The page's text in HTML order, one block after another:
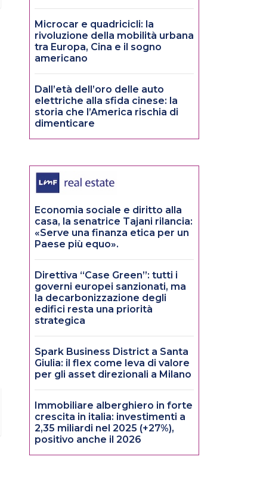
Microcar e quadricicli: la
rivoluzione della mobilità urbana
tra Europa, Cina e il sogno
americano
Dall’età dell’oro delle auto
elettriche alla sfida cinese: la
storia che l’America rischia di
dimenticare
Economia sociale e diritto alla
casa, la senatrice Tajani rilancia:
«Serve una finanza etica per un
Paese più equo».
Direttiva “Case Green”: tutti i
governi europei sanzionati, ma
la decarbonizzazione degli
edifici resta una priorità
strategica
Spark Business District a Santa
Giulia: il flex come leva di valore
per gli asset direzionali a Milano
Immobiliare alberghiero in forte
crescita in italia: investimenti a
2,35 miliardi nel 2025 (+27%),
positivo anche il 2026